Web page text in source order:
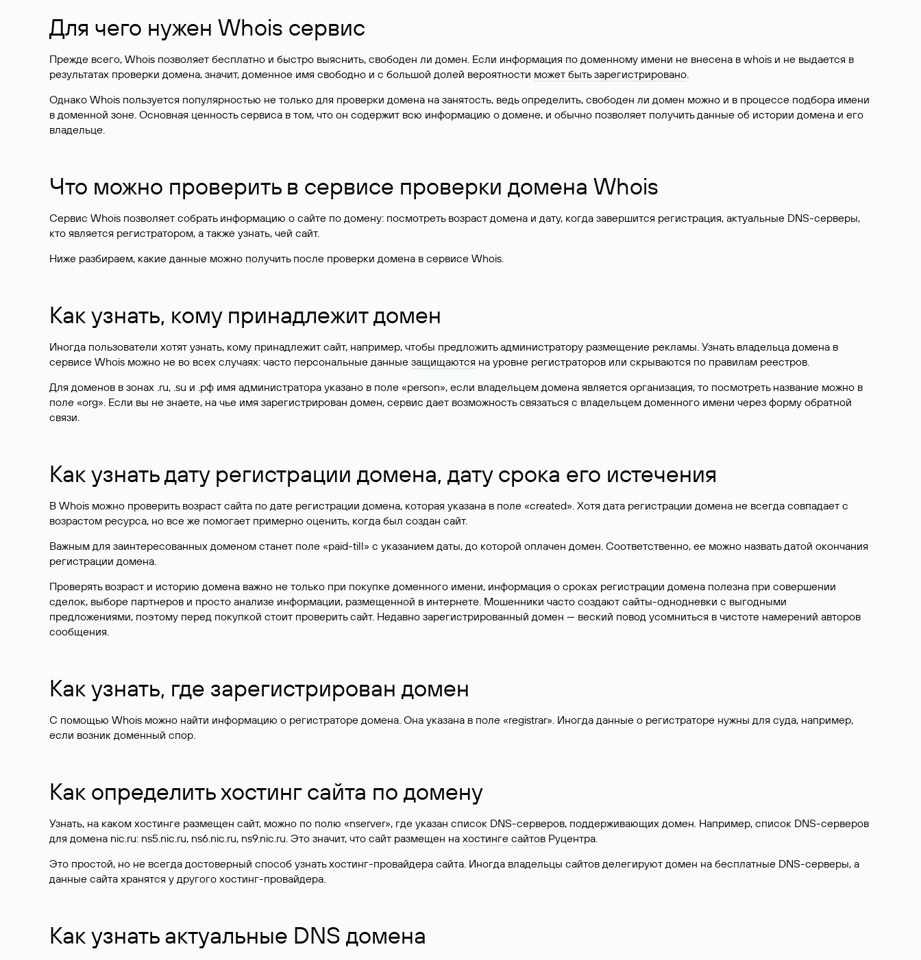
Для чего нужен Whois сервис
Прежде всего, Whois позволяет бесплатно и быстро выяснить, свободен ли домен. Если информация по доменному имени не внесена в whois и не выдается в
результатах проверки домена, значит, доменное имя свободно и с большой долей вероятности может быть зарегистрировано.
Однако Whois пользуется популярностью не только для проверки домена на занятость, ведь определить, свободен ли домен можно и в процессе подбора имени
в доменной зоне. Основная ценность сервиса в том, что он содержит всю информацию о домене, и обычно позволяет получить данные об истории домена и его
владельце.
Что можно проверить в сервисе проверки домена Whois
Сервис Whois позволяет собрать информацию о сайте по домену: посмотреть возраст домена и дату, когда завершится регистрация, актуальные DNS-серверы,
кто является регистратором, а также узнать, чей сайт.
Ниже разбираем, какие данные можно получить после проверки домена в сервисе Whois.
Как узнать, кому принадлежит домен
Иногда пользователи хотят узнать, кому принадлежит сайт, например, чтобы предложить администратору размещение рекламы. Узнать владельца домена в
сервисе Whois можно не во всех случаях: часто персональные данные защищаются на уровне регистраторов или скрываются по правилам реестров.
Для доменов в зонах .ru, .su и .рф имя администратора указано в поле «person», если владельцем домена является организация, то посмотреть название можно в
поле «org». Если вы не знаете, на чье имя зарегистрирован домен, сервис дает возможность связаться с владельцем доменного имени через форму обратной
связи.
Как узнать дату регистрации домена, дату срока его истечения
В Whois можно проверить возраст сайта по дате регистрации домена, которая указана в поле «created». Хотя дата регистрации домена не всегда совпадает с
возрастом ресурса, но все же помогает примерно оценить, когда был создан сайт.
Важным для заинтересованных доменом станет поле «paid-till» с указанием даты, до которой оплачен домен. Соответственно, ее можно назвать датой окончания
регистрации домена.
Проверять возраст и историю домена важно не только при покупке доменного имени, информация о сроках регистрации домена полезна при совершении
сделок, выборе партнеров и просто анализе информации, размещенной в интернете. Мошенники часто создают сайты-однодневки с выгодными
предложениями, поэтому перед покупкой стоит проверить сайт. Недавно зарегистрированный домен — веский повод усомниться в чистоте намерений авторов
сообщения.
Как узнать, где зарегистрирован домен
С помощью Whois можно найти информацию о регистраторе домена. Она указана в поле «registrar». Иногда данные о регистраторе нужны для суда, например,
если возник доменный спор.
Как определить хостинг сайта по домену
Узнать, на каком хостинге размещен сайт, можно по полю «nserver», где указан список DNS-серверов, поддерживающих домен. Например, список DNS-серверов
для домена nic.ru: ns5.nic.ru, ns6.nic.ru, ns9.nic.ru. Это значит, что сайт размещен на хостинге сайтов Руцентра.
Это простой, но не всегда достоверный способ узнать хостинг-провайдера сайта. Иногда владельцы сайтов делегируют домен на бесплатные DNS-серверы, а
данные сайта хранятся у другого хостинг-провайдера.
Как узнать актуальные DNS домена